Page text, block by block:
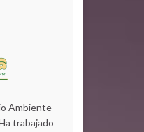
Ambiente
trabajado